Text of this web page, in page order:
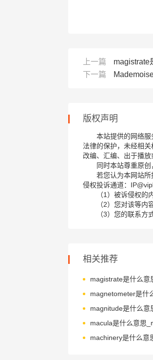
上一篇
magistrate
下一篇
版权声明
本站提供的网络
法律的保护，未经相
改编、汇编、出于播放
同时本站尊重原
若您认为本网站所
侵权投诉通道：
（1）被诉侵权的
（2）您对该等内
（3）您的联系方
相关推荐
macula是什么意思